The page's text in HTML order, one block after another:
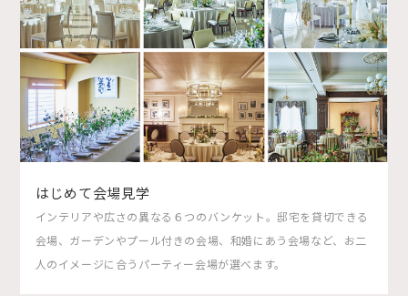
はじめて会場見学
インテリアや広さの異なる６つのバンケット。邸宅を貸切できる
会場、ガーデンやプール付きの会場、和婚にあう会場など、お二
人のイメージに合うパーティー会場が選べます。